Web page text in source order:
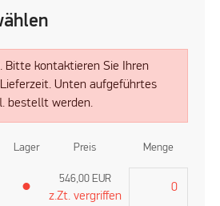
Bitte kontaktieren Sie Ihren
Unten aufgeführtes
bestellt werden.
Lager Preis Menge
●
546,00 EUR
z.Zt. vergriffen